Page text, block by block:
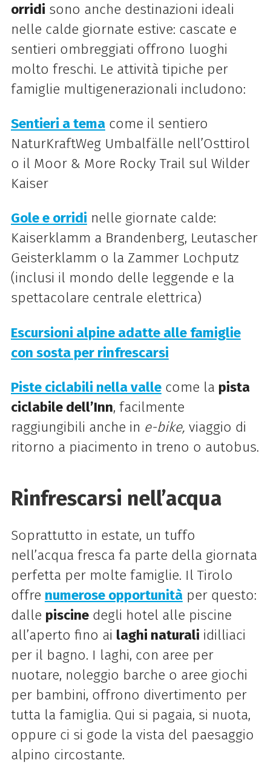
orridi sono anche destinazioni ideali
nelle calde giornate estive: cascate e
sentieri ombreggiati offrono luoghi
molto freschi. Le attività tipiche per
famiglie multigenerazionali includono:
Sentieri a temacome il sentiero
NaturKraftWeg Umbalfälle nell’Osttirol
o il Moor & More Rocky Trail sul Wilder
Kaiser
Gole e orridi nelle giornate calde:
Kaiserklamm a Brandenberg, Leutascher
Geisterklamm o la Zammer Lochputz
(inclusi il mondo delle leggende e la
spettacolare centrale elettrica)
Escursioni alpine adatte alle famiglie
con sosta per rinfrescarsi
Piste ciclabili nella vallecome la pista
ciclabile dell’Inn, facilmente
raggiungibili anche in e-bike, viaggio di
ritorno a piacimento in treno o autobus.
Rinfrescarsi nell’acqua
Soprattutto in estate, un tuffo
nell’acqua fresca fa parte della giornata
perfetta per molte famiglie. Il Tirolo
offre numerose opportunitàper questo:
dalle piscinedegli hotel alle piscine
all’aperto fino ai laghi naturali idilliaci
per il bagno. I laghi, con aree per
nuotare, noleggio barche o aree giochi
per bambini, offrono divertimento per
tutta la famiglia. Qui si pagaia, si nuota,
oppure ci si gode la vista del paesaggio
alpino circostante.